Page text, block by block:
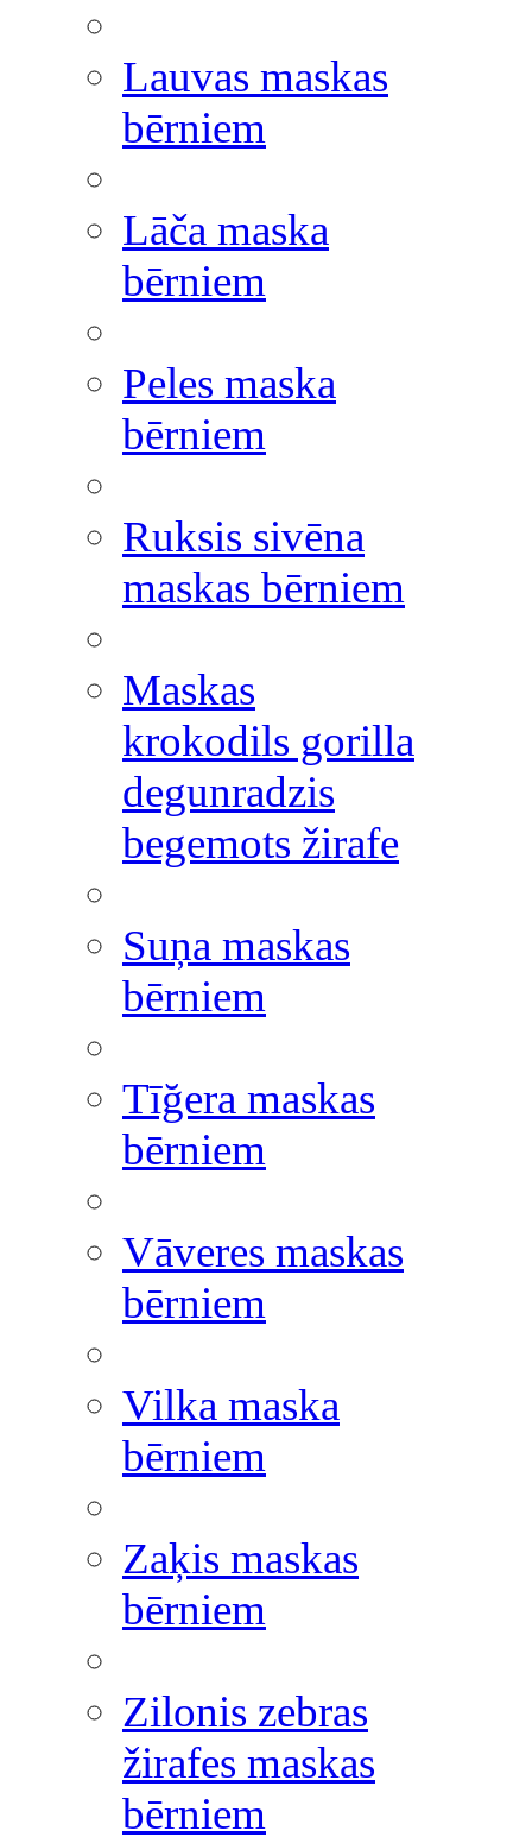
Lauvas maskas
bērniem
Lāča maska
bērniem
Peles maska
bērniem
Ruksis sivēna
maskas bērniem
Maskas
krokodils gorilla
degunradzis
begemots žirafe
Suņa maskas
bērniem
Tīğera maskas
bērniem
Vāveres maskas
bērniem
Vilka maska
bērniem
Zaķis maskas
bērniem
Zilonis zebras
žirafes maskas
bērniem